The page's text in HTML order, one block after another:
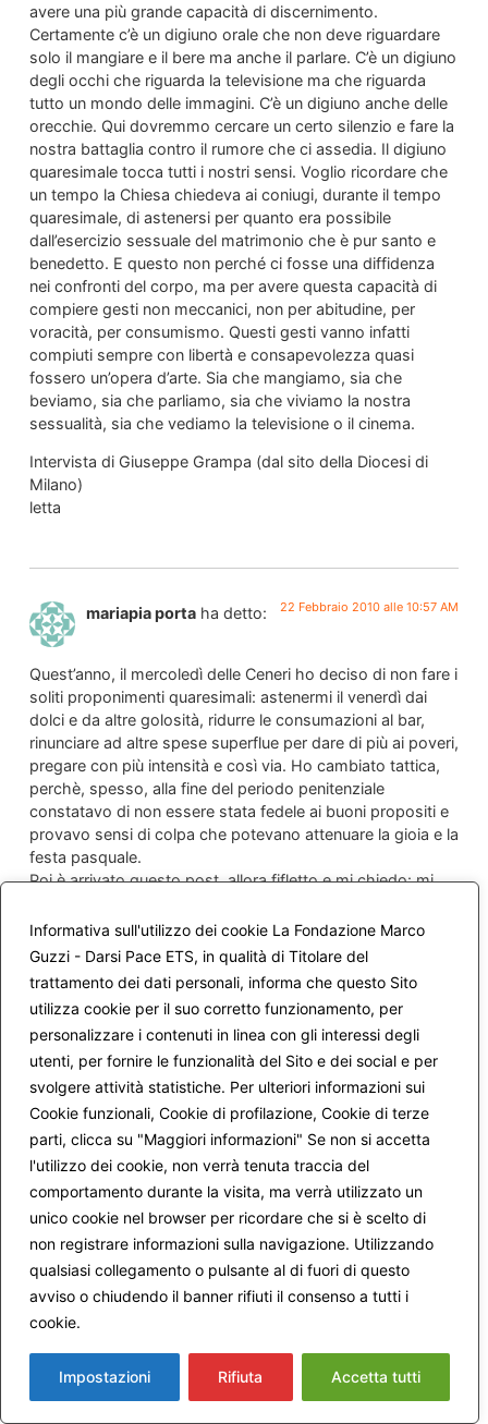
Informativa sull'utilizzo dei cookie La Fondazione Marco
Guzzi - Darsi Pace ETS, in qualità di Titolare del
trattamento dei dati personali, informa che questo Sito
utilizza cookie per il suo corretto funzionamento, per
personalizzare i contenuti in linea con gli interessi degli
utenti, per fornire le funzionalità del Sito e dei social e per
svolgere attività statistiche. Per ulteriori informazioni sui
Cookie funzionali, Cookie di profilazione, Cookie di terze
parti, clicca su "Maggiori informazioni" Se non si accetta
l'utilizzo dei cookie, non verrà tenuta traccia del
comportamento durante la visita, ma verrà utilizzato un
unico cookie nel browser per ricordare che si è scelto di
non registrare informazioni sulla navigazione. Utilizzando
qualsiasi collegamento o pulsante al di fuori di questo
avviso o chiudendo il banner rifiuti il consenso a tutti i
cookie.
Impostazioni Rifiuta Accetta tutti
avere una più grande capacità di discernimento.
Certamente c’è un digiuno orale che non deve riguardare
solo il mangiare e il bere ma anche il parlare. C’è un digiuno
degli occhi che riguarda la televisione ma che riguarda
tutto un mondo delle immagini. C’è un digiuno anche delle
orecchie. Qui dovremmo cercare un certo silenzio e fare la
nostra battaglia contro il rumore che ci assedia. Il digiuno
quaresimale tocca tutti i nostri sensi. Voglio ricordare che
un tempo la Chiesa chiedeva ai coniugi, durante il tempo
quaresimale, di astenersi per quanto era possibile
dall’esercizio sessuale del matrimonio che è pur santo e
benedetto. E questo non perché ci fosse una diffidenza
nei confronti del corpo, ma per avere questa capacità di
compiere gesti non meccanici, non per abitudine, per
voracità, per consumismo. Questi gesti vanno infatti
compiuti sempre con libertà e consapevolezza quasi
fossero un’opera d’arte. Sia che mangiamo, sia che
beviamo, sia che parliamo, sia che viviamo la nostra
sessualità, sia che vediamo la televisione o il cinema.
Intervista di Giuseppe Grampa (dal sito della Diocesi di
Milano)
letta
mariapia porta ha detto: 22 Febbraio 2010 alle 10:57 AM
Quest’anno, il mercoledì delle Ceneri ho deciso di non fare i
soliti proponimenti quaresimali: astenermi il venerdì dai
dolci e da altre golosità, ridurre le consumazioni al bar,
rinunciare ad altre spese superflue per dare di più ai poveri,
pregare con più intensità e così via. Ho cambiato tattica,
perchè, spesso, alla fine del periodo penitenziale
constatavo di non essere stata fedele ai buoni propositi e
provavo sensi di colpa che potevano attenuare la gioia e la
festa pasquale.
Poi è arrivato questo post, allora fifletto e mi chiedo: mi
l’anno liturgico ci offre per migliorarci? E questo dopo tutta
una lunga educazione, religiosa e familiare, alla rinuncia e al
sacrificio che voleva forgiare la mia volontà? Infine ,
leggendo i commenti, specialmente il primo di Marco che
suggerisce la via, peraltro non facile, di godere delle sane
gioie quotidiano, ho deciso fermamente in affrontare la
Quaresima in modo più leggero, affidandomi di più alla
grazia di Dio, piuttosto che rafforzarmi a suon di
penitenze.
Il prete che celebra nella comunità domenicale eucaristica
di cui faccio parte ripete spesso che " il mestiere di Dio è
quello di perdonare". Credere fino in fondo alla
Misericordia di Dio è l’impegno che mi prendo per andare
incontro alla Pasqua nel modo migliore, come creatura
rinnovata, che si accetta e si ama con tutte le sue
debolezze! Questo è anche l’augurio che faccio a tutti voi!
Mariapia
letta
Michele ha detto: